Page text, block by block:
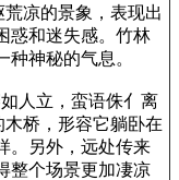
凉的景象，表现出
惑和迷失感。竹林
神秘的气息。
人立，蛮语侏亻离
桥，形容它躺卧在
。另外，远处传来
整个场景更加凄凉